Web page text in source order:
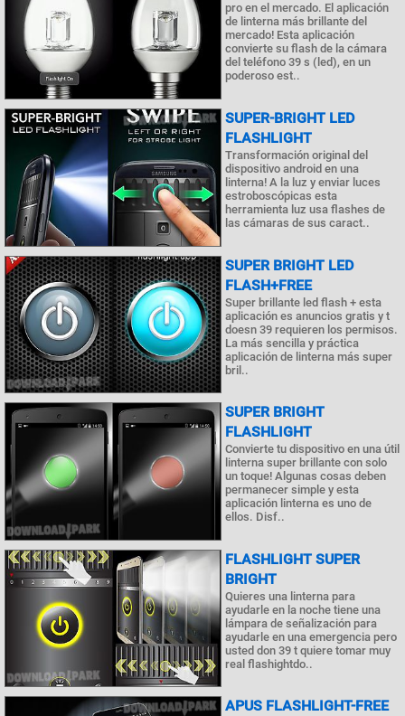
pro en el mercado. El aplicación
de linterna más brillante del
mercado! Esta aplicación
convierte su flash de la cámara
del teléfono 39 s (led), en un
poderoso est..
SUPER-BRIGHT LED
FLASHLIGHT
Transformación original del
dispositivo android en una
linterna! A la luz y enviar luces
estroboscópicas esta
herramienta luz usa flashes de
las cámaras de sus caract..
SUPER BRIGHT LED
FLASH+FREE
Super brillante led flash + esta
aplicación es anuncios gratis y t
doesn 39 requieren los permisos.
La más sencilla y práctica
aplicación de linterna más super
bril..
SUPER BRIGHT
FLASHLIGHT
Convierte tu dispositivo en una útil
linterna super brillante con solo
un toque! Algunas cosas deben
permanecer simple y esta
aplicación linterna es uno de
ellos. Disf..
FLASHLIGHT SUPER
BRIGHT
Quieres una linterna para
ayudarle en la noche tiene una
lámpara de señalización para
ayudarle en una emergencia pero
usted don 39 t quiere tomar muy
real flashightdo..
APUS FLASHLIGHT-FREE